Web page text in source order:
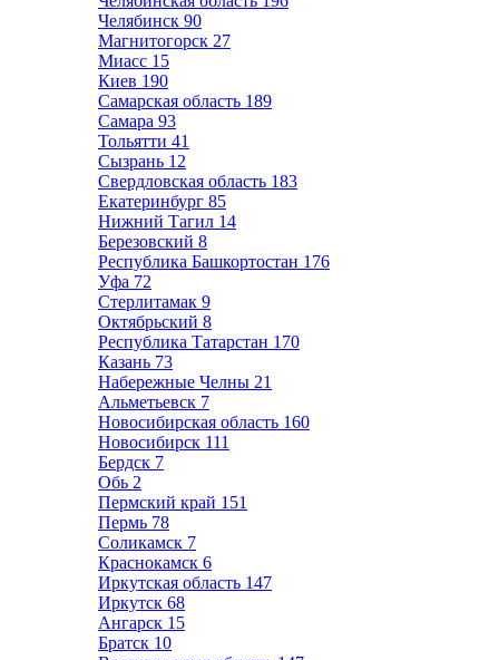
Челябинск 90
Магнитогорск 27
Миасс 15
Киев 190
Самарская область 189
Самара 93
Тольятти 41
Сызрань 12
Свердловская область 183
Екатеринбург 85
Нижний Тагил 14
Березовский 8
Республика Башкортостан 176
Уфа 72
Стерлитамак 9
Октябрьский 8
Республика Татарстан 170
Казань 73
Набережные Челны 21
Альметьевск 7
Новосибирская область 160
Новосибирск 111
Бердск 7
Обь 2
Пермский край 151
Пермь 78
Соликамск 7
Краснокамск 6
Иркутская область 147
Иркутск 68
Ангарск 15
Братск 10